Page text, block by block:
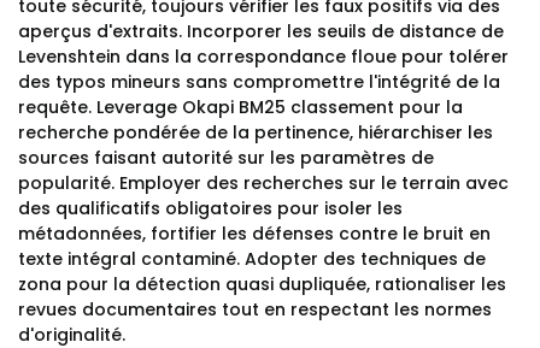
toute sécurité, toujours vérifier les faux positifs via des
aperçus d'extraits. Incorporer les seuils de distance de
Levenshtein dans la correspondance floue pour tolérer
des typos mineurs sans compromettre l'intégrité de la
requête. Leverage Okapi BM25 classement pour la
recherche pondérée de la pertinence, hiérarchiser les
sources faisant autorité sur les paramètres de
popularité. Employer des recherches sur le terrain avec
des qualificatifs obligatoires pour isoler les
métadonnées, fortifier les défenses contre le bruit en
texte intégral contaminé. Adopter des techniques de
zona pour la détection quasi dupliquée, rationaliser les
revues documentaires tout en respectant les normes
d'originalité.